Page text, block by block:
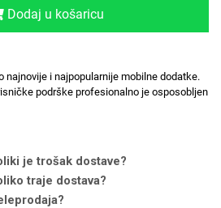
Dodaj u košaricu
najnovije i najpopularnije mobilne dodatke.
podrške profesionalno je osposobljen
je trošak dostave?
traje dostava?